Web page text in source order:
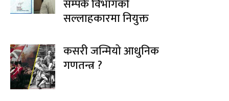
सम्पर्क विभागको
सल्लाहकारमा नियुक्त
कसरी जन्मियो आधुनिक
गणतन्त्र ?